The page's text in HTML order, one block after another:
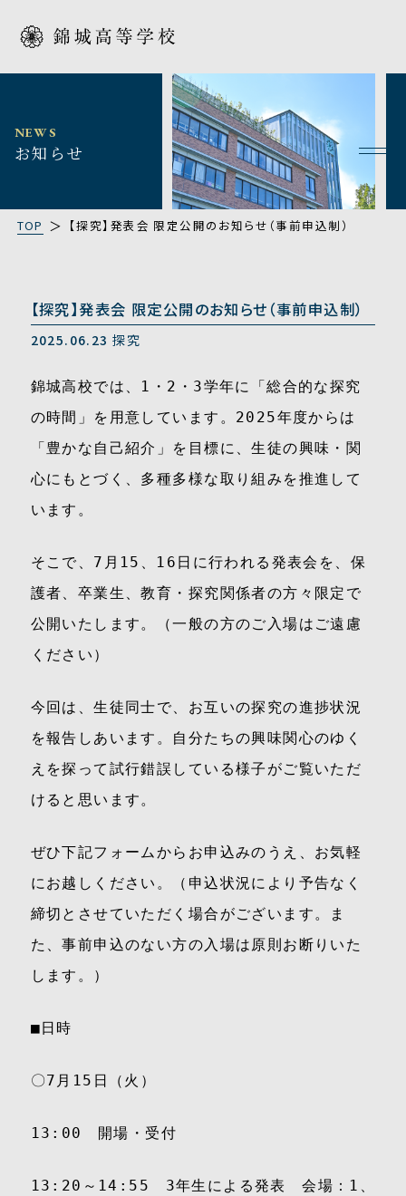
NEWS
お知らせ
TOP 【探究】発表会 限定公開のお知らせ（事前申込制）
【探究】発表会 限定公開のお知らせ（事前申込制）
2025.06.23探究
錦城高校では、1・2・3学年に「総合的な探究
の時間」を用意しています。2025年度からは
「豊かな自己紹介」を目標に、生徒の興味・関
心にもとづく、多種多様な取り組みを推進して
います。
そこで、7月15、16日に行われる発表会を、保
護者、卒業生、教育・探究関係者の方々限定で
公開いたします。（一般の方のご入場はご遠慮
ください）
今回は、生徒同士で、お互いの探究の進捗状況
を報告しあいます。自分たちの興味関心のゆく
えを探って試行錯誤している様子がご覧いただ
けると思います。
ぜひ下記フォームからお申込みのうえ、お気軽
にお越しください。（申込状況により予告なく
締切とさせていただく場合がございます。ま
た、事前申込のない方の入場は原則お断りいた
します。）
■日時
〇7月15日（火）
13:00 開場・受付
13:20～14:55 3年生による発表 会場：1、